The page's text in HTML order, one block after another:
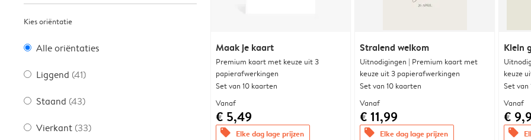
Kies oriëntatie
Alle oriëntaties
Liggend (41)
Staand (43)
Vierkant (33)
Maak je kaart
Premium kaart met keuze uit 3
papierafwerkingen
Set van 10 kaarten
Vanaf
€ 5,49
offers Elke dag lage prijzen
Stralend welkom
Uitnodigingen | Premium kaart met
keuze uit 3 papierafwerkingen
Set van 10 kaarten
Vanaf
€ 11,99
offers Elke dag lage prijzen
Klein
keuze
Set van
Vanaf
€
offers